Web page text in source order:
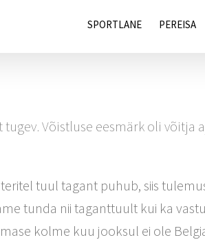
SPORTLANE PEREISA
Võistluse eesmärk oli võitja
tuul tagant puhub, siis
tunda nii taganttuult kui ka
kolme kuu jooksul ei ole